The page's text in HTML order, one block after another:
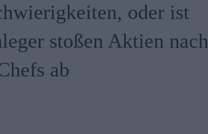
oder ist
stoßen Aktien nach
ab